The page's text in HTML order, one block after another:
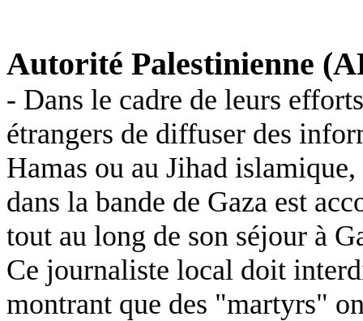
Autorité Palestinienne
- Dans le cadre de leurs
étrangers de diffuser des
Hamas ou au Jihad
dans la bande de Gaza est
tout au long de son séjour à
Ce journaliste local doit
montrant que des "martyrs"